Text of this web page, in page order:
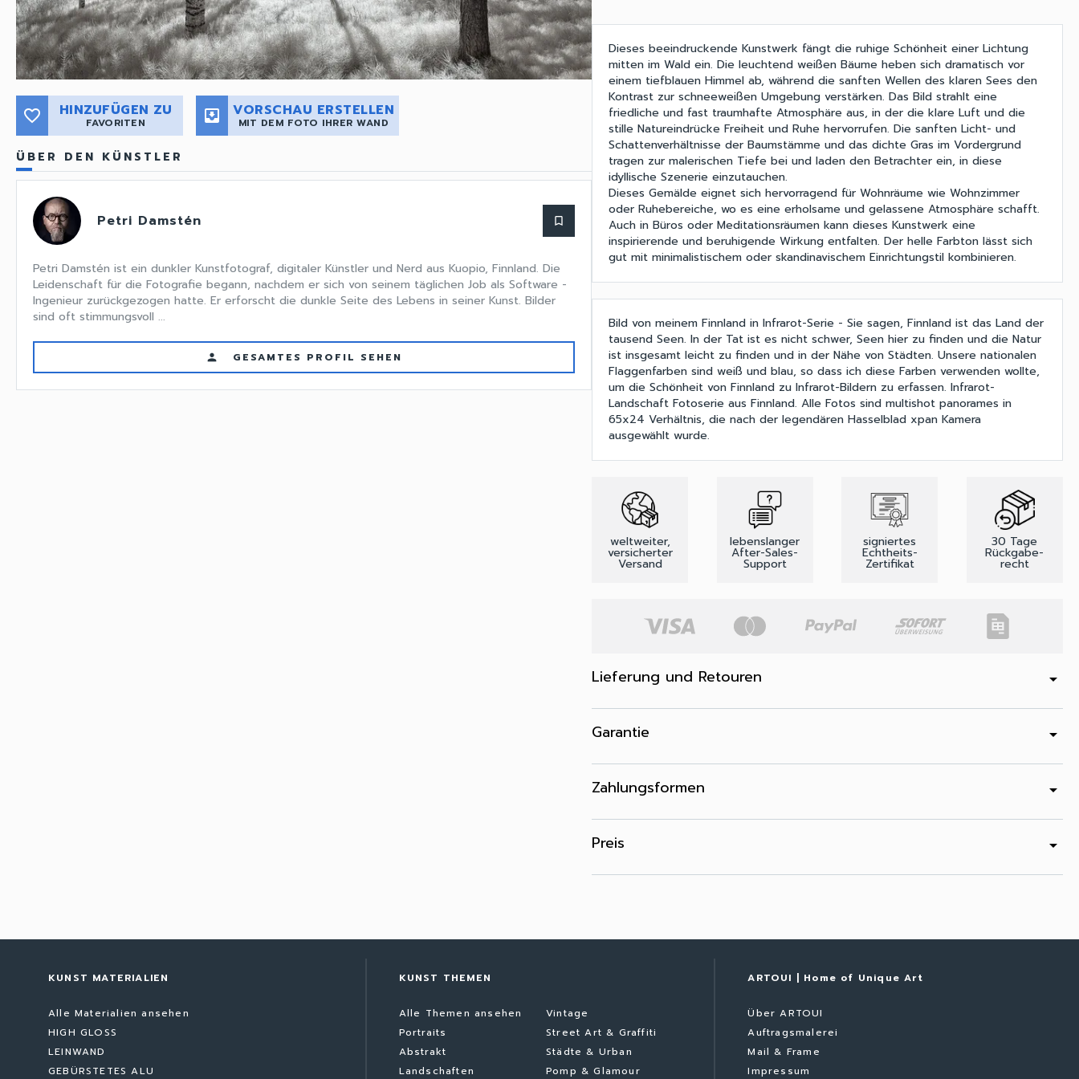
favorite_border HINZUFÜGEN ZU
FAVORITEN move_to_inbox VORSCHAU ERSTELLEN
MIT DEM FOTO IHRER WAND
ÜBER DEN KÜNSTLER
Petri Damstén bookmark_border
Petri Damstén ist ein dunkler Kunstfotograf, digitaler Künstler und Nerd aus Kuopio, Finnland. Die
Leidenschaft für die Fotografie begann, nachdem er sich von seinem täglichen Job als Software -
Ingenieur zurückgezogen hatte. Er erforscht die dunkle Seite des Lebens in seiner Kunst. Bilder
sind oft stimmungsvoll ...
person GESAMTES PROFIL SEHEN
Dieses beeindruckende Kunstwerk fängt die ruhige Schönheit einer Lichtung
mitten im Wald ein. Die leuchtend weißen Bäume heben sich dramatisch vor
einem tiefblauen Himmel ab, während die sanften Wellen des klaren Sees den
Kontrast zur schneeweißen Umgebung verstärken. Das Bild strahlt eine
friedliche und fast traumhafte Atmosphäre aus, in der die klare Luft und die
stille Natureindrücke Freiheit und Ruhe hervorrufen. Die sanften Licht- und
Schattenverhältnisse der Baumstämme und das dichte Gras im Vordergrund
tragen zur malerischen Tiefe bei und laden den Betrachter ein, in diese
idyllische Szenerie einzutauchen.
Dieses Gemälde eignet sich hervorragend für Wohnräume wie Wohnzimmer
oder Ruhebereiche, wo es eine erholsame und gelassene Atmosphäre schafft.
Auch in Büros oder Meditationsräumen kann dieses Kunstwerk eine
inspirierende und beruhigende Wirkung entfalten. Der helle Farbton lässt sich
gut mit minimalistischem oder skandinavischem Einrichtungstil kombinieren.
Bild von meinem Finnland in Infrarot-Serie - Sie sagen, Finnland ist das Land der
tausend Seen. In der Tat ist es nicht schwer, Seen hier zu finden und die Natur
ist insgesamt leicht zu finden und in der Nähe von Städten. Unsere nationalen
Flaggenfarben sind weiß und blau, so dass ich diese Farben verwenden wollte,
um die Schönheit von Finnland zu Infrarot-Bildern zu erfassen. Infrarot-
Landschaft Fotoserie aus Finnland. Alle Fotos sind multishot panorames in
65x24 Verhältnis, die nach der legendären Hasselblad xpan Kamera
ausgewählt wurde.
weltweiter,
versicherter
Versand
lebenslanger
After-Sales-
Support
signiertes
Echtheits-
Zertifikat
30 Tage
Rückgabe-
recht
Lieferung und Retouren arrow_drop_down
Garantie arrow_drop_down
Zahlungsformen arrow_drop_down
Preis arrow_drop_down
KUNST MATERIALIEN
Alle Materialien ansehen
HIGH GLOSS
LEINWAND
GEBÜRSTETES ALU
KUNST THEMEN
Alle Themen ansehen
Portraits
Abstrakt
Landschaften
Vintage
Street Art & Graffiti
Städte & Urban
Pomp & Glamour
ARTOUI | Home of Unique Art
Über ARTOUI
Auftragsmalerei
Mail & Frame
Impressum